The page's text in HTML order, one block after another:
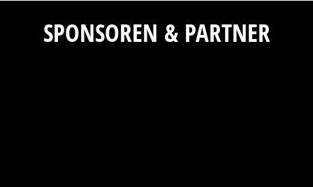
SPONSOREN & PARTNER